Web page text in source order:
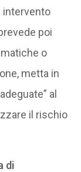
intervento
poi
o
metta in
al
il rischio
di